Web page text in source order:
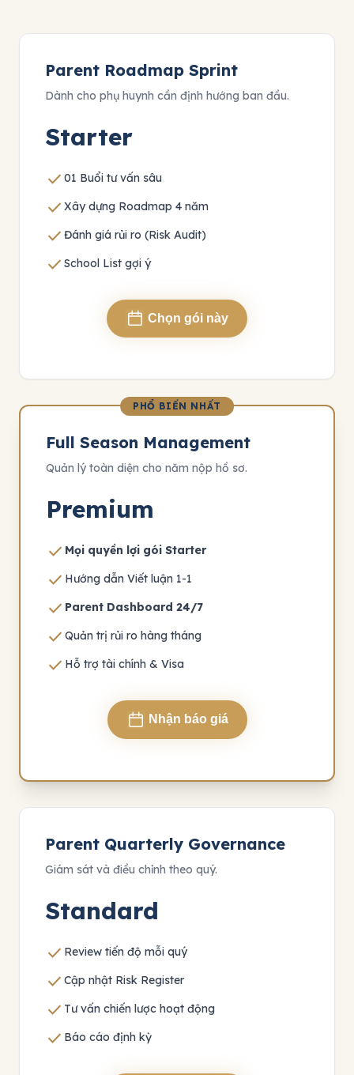
Parent Roadmap Sprint
Dành cho phụ huynh cần định hướng ban đầu.
Starter
check 01 Buổi tư vấn sâu
check Xây dựng Roadmap 4 năm
check Đánh giá rủi ro (Risk Audit)
check School List gợi ý
Chọn gói này
PHỔ BIẾN NHẤT
Full Season Management
Quản lý toàn diện cho năm nộp hồ sơ.
Premium
check Mọi quyền lợi gói Starter
check Hướng dẫn Viết luận 1-1
check Parent Dashboard 24/7
check Quản trị rủi ro hàng tháng
check Hỗ trợ tài chính & Visa
Nhận báo giá
Parent Quarterly Governance
Giám sát và điều chỉnh theo quý.
Standard
check Review tiến độ mỗi quý
check Cập nhật Risk Register
check Tư vấn chiến lược hoạt động
check Báo cáo định kỳ